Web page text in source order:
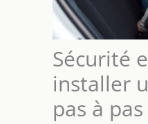
Sécurité
installer
pas à pas